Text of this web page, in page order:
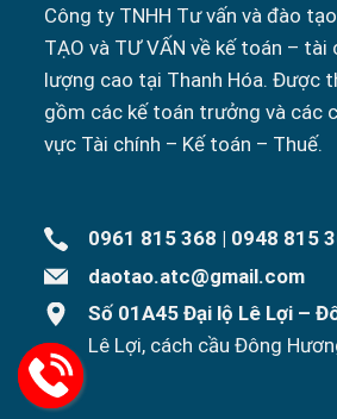
Công ty TNHH Tư vấn và đào
TẠO và TƯ VẤN về kế toán –
lượng cao tại Thanh Hóa. Được
gồm các kế toán trưởng và các
vực Tài chính – Kế toán – Thuế.
0961 815 368 | 0948 815
daotao.atc@gmail.com
Số 01A45 Đại lộ Lê Lợi –
Lê Lợi, cách cầu Đông